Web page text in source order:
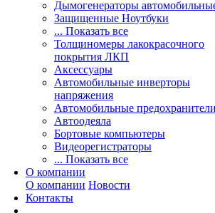
Дымогенераторы
Защищенные Ноутбуки
... Показать все
Толщиномеры лакокрасочного
покрытия ЛКП
Аксессуары
Автомобильные инверторы
напряжения
Автомобильные
Автоодеяла
Бортовые компьютеры
Видеорегистраторы
... Показать все
О компании
О компании Новости
Контакты